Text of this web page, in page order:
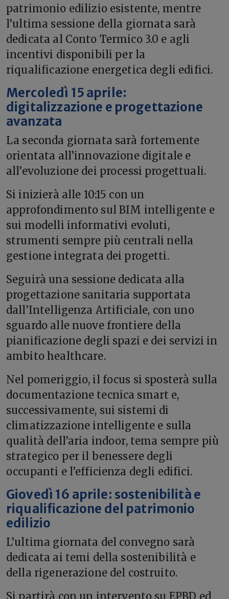
patrimonio edilizio esistente, mentre
l’ultima sessione della giornata sarà
dedicata al Conto Termico 3.0 e agli
incentivi disponibili per la
riqualificazione energetica degli edifici.
Mercoledì 15 aprile:
digitalizzazione e progettazione
avanzata
La seconda giornata sarà fortemente
orientata all’innovazione digitale e
all’evoluzione dei processi progettuali.
Si inizierà alle 10:15 con un
approfondimento sul BIM intelligente e
sui modelli informativi evoluti,
strumenti sempre più centrali nella
gestione integrata dei progetti.
Seguirà una sessione dedicata alla
progettazione sanitaria supportata
dall’Intelligenza Artificiale, con uno
sguardo alle nuove frontiere della
pianificazione degli spazi e dei servizi in
ambito healthcare.
Nel pomeriggio, il focus si sposterà sulla
documentazione tecnica smart e,
successivamente, sui sistemi di
climatizzazione intelligente e sulla
qualità dell’aria indoor, tema sempre più
strategico per il benessere degli
occupanti e l’efficienza degli edifici.
Giovedì 16 aprile: sostenibilità e
riqualificazione del patrimonio
edilizio
L’ultima giornata del convegno sarà
dedicata ai temi della sostenibilità e
della rigenerazione del costruito.
Si partirà con un intervento su EPBD ed